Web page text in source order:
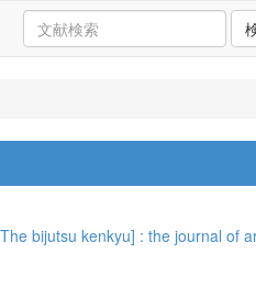
bijutsu kenkyu] : the journal of